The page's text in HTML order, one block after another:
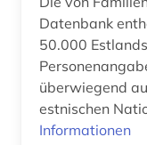
Datenbank
50.000
überwiegend
estnischen
Informationen